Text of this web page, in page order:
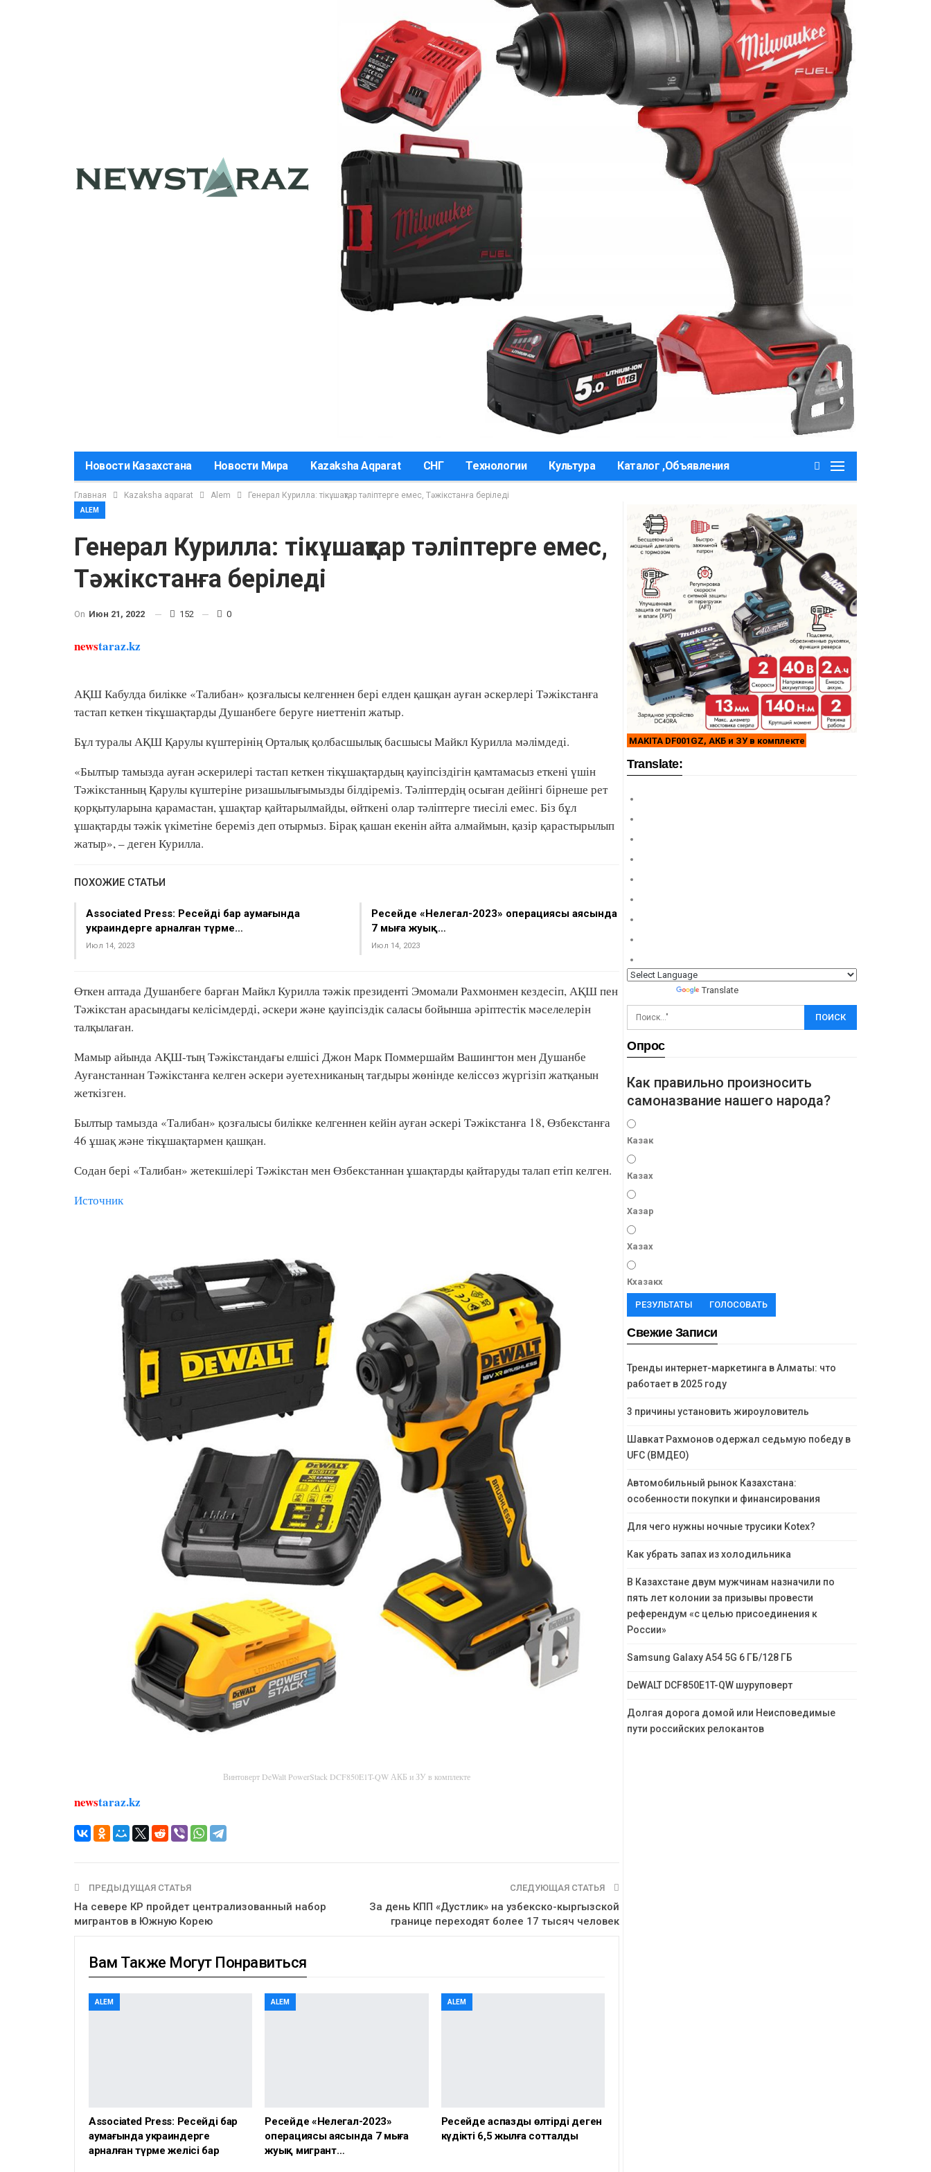
Новости Казахстана Новости Мира Kazaksha Aqparat СНГ Технологии Культура Каталог ,Объявления
Главная Kazaksha aqparat Alem Генерал Курилла: тікұшақтар тәліптерге емес, Тәжікстанға беріледі
ALEM
Генерал Курилла: тікұшақтар тәліптерге емес,
Тәжікстанға беріледі
On Июн 21, 2022 152 0
newstaraz.kz
АҚШ Кабулда билікке «Талибан» қозғалысы келгеннен бері елден қашқан ауған әскерлері Тәжікстанға
тастап кеткен тікұшақтарды Душанбеге беруге ниеттеніп жатыр.
Бұл туралы АҚШ Қарулы күштерінің Орталық қолбасшылық басшысы Майкл Курилла мәлімдеді.
«Былтыр тамызда ауған әскерилері тастап кеткен тікұшақтардың қауіпсіздігін қамтамасыз еткені үшін
Тәжікстанның Қарулы күштеріне ризашылығымызды білдіреміз. Тәліптердің осыған дейінгі бірнеше рет
қорқытуларына қарамастан, ұшақтар қайтарылмайды, өйткені олар тәліптерге тиесілі емес. Біз бұл
ұшақтарды тәжік үкіметіне береміз деп отырмыз. Бірақ қашан екенін айта алмаймын, қазір қарастырылып
жатыр», – деген Курилла.
ПОХОЖИЕ СТАТЬИ
Associated Press: Ресейдің бар аумағында
украиндерге арналған түрме…
Июл 14, 2023
Ресейде «Нелегал-2023» операциясы аясында
7 мыңға жуық…
Июл 14, 2023
Өткен аптада Душанбеге барған Майкл Курилла тәжік президенті Эмомали Рахмонмен кездесіп, АҚШ пен
Тәжікстан арасындағы келісімдерді, әскери және қауіпсіздік саласы бойынша әріптестік мәселелерін
талқылаған.
Мамыр айында АҚШ-тың Тәжікстандағы елшісі Джон Марк Поммершайм Вашингтон мен Душанбе
Ауғанстаннан Тәжікстанға келген әскери әуетехниканың тағдыры жөнінде келіссөз жүргізіп жатқанын
жеткізген.
Былтыр тамызда «Талибан» қозғалысы билікке келгеннен кейін ауған әскері Тәжікстанға 18, Өзбекстанға
46 ұшақ және тікұшақтармен қашқан.
Содан бері «Талибан» жетекшілері Тәжікстан мен Өзбекстаннан ұшақтарды қайтаруды талап етіп келген.
Источник
Винтоверт DeWalt PowerStack DCF850E1T-QW АКБ и ЗУ в комплекте
newstaraz.kz
ПРЕДЫДУЩАЯ СТАТЬЯ
На севере КР пройдет централизованный набор
мигрантов в Южную Корею
СЛЕДУЮЩАЯ СТАТЬЯ
За день КПП «Дустлик» на узбекско-кыргызской
границе переходят более 17 тысяч человек
Вам Также Могут Понравиться
ALEM
Associated Press: Ресейдің бар
аумағында украиндерге
арналған түрме желісі бар
ALEM
Ресейде «Нелегал-2023»
операциясы аясында 7 мыңға
жуық мигрант…
ALEM
Ресейде аспазды өлтірді деген
күдікті 6,5 жылға сотталды
MAKITA DF001GZ, АКБ и ЗУ в комплекте
Translate:
Translate
Опрос
Как правильно произносить
самоназвание нашего народа?
Казак
Казах
Хазар
Хазах
Кхазакх
РЕЗУЛЬТАТЫ ГОЛОСОВАТЬ
Свежие Записи
Тренды интернет-маркетинга в Алматы: что
работает в 2025 году
3 причины установить жироуловитель
Шавкат Рахмонов одержал седьмую победу в
UFC (ВМДЕО)
Автомобильный рынок Казахстана:
особенности покупки и финансирования
Для чего нужны ночные трусики Kotex?
Как убрать запах из холодильника
В Казахстане двум мужчинам назначили по
пять лет колонии за призывы провести
референдум «с целью присоединения к
России»
Samsung Galaxy A54 5G 6 ГБ/128 ГБ
DeWALT DCF850E1T-QW шуруповерт
Долгая дорога домой или Неисповедимые
пути российских релокантов